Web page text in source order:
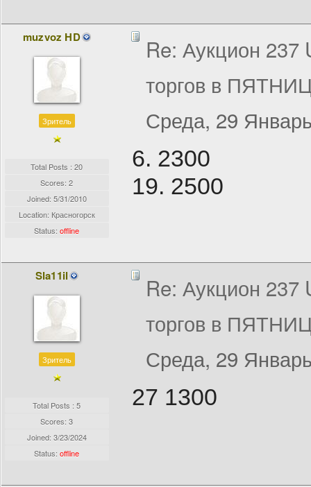
muzvoz HD
Зритель
Total Posts : 20
Scores: 2
Joined: 5/31/2010
Location: Красногорск
Status:offline
Re: Аукцион 237
торгов в
Среда, 29
6. 2300
19. 2500
Sla11il
Зритель
Total Posts : 5
Scores: 3
Joined: 3/23/2024
Status:offline
Re: Аукцион 237
торгов в
Среда, 29
27 1300